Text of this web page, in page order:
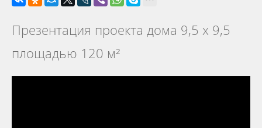
Презентация проекта дома 9,5 х 9,5
площадью 120 м²